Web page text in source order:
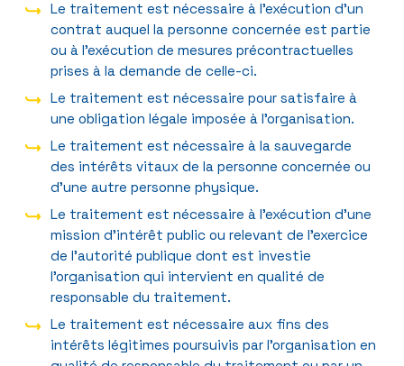
Le traitement est nécessaire à l’exécution d’un
contrat auquel la personne concernée est partie
ou à l’exécution de mesures précontractuelles
prises à la demande de celle-ci.
Le traitement est nécessaire pour satisfaire à
une obligation légale imposée à l’organisation.
Le traitement est nécessaire à la sauvegarde
des intérêts vitaux de la personne concernée ou
d’une autre personne physique.
Le traitement est nécessaire à l’exécution d’une
mission d’intérêt public ou relevant de l’exercice
de l’autorité publique dont est investie
l’organisation qui intervient en qualité de
responsable du traitement.
Le traitement est nécessaire aux fins des
intérêts légitimes poursuivis par l’organisation en